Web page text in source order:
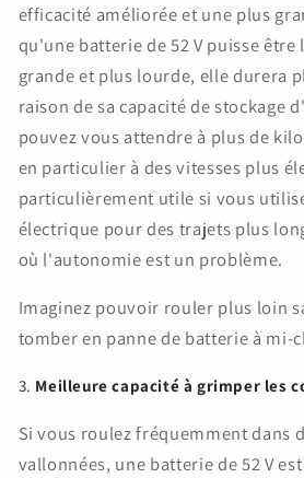
efficacité améliorée et une plus
qu'une batterie de 52 V puisse
grande et plus lourde, elle durera
raison de sa capacité de stockage
pouvez vous attendre à plus de
en particulier à des vitesses plus
particulièrement utile si vous
électrique pour des trajets plus
où l'autonomie est un problème.
Imaginez pouvoir rouler plus loin
tomber en panne de batterie à mi-
3. Meilleure capacité à grimper les
Si vous roulez fréquemment dans
vallonnées, une batterie de 52 V